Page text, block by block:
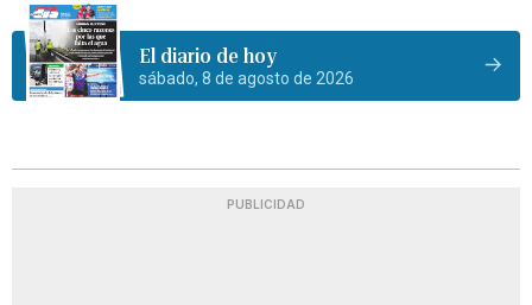
El diario de hoy
sábado, 8 de agosto de 2026
PUBLICIDAD